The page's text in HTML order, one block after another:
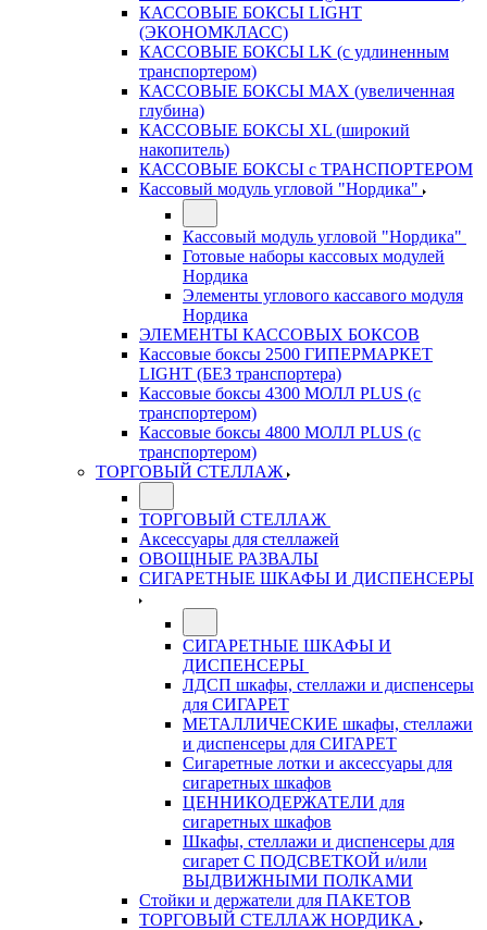
КАССОВЫЕ БОКСЫ LIGHT
(ЭКОНОМКЛАСС)
КАССОВЫЕ БОКСЫ LK (с удлиненным
транспортером)
КАССОВЫЕ БОКСЫ MAX (увеличенная
глубина)
КАССОВЫЕ БОКСЫ XL (широкий
накопитель)
КАССОВЫЕ БОКСЫ с ТРАНСПОРТЕРОМ
Кассовый модуль угловой "Нордика"
Кассовый модуль угловой "Нордика"
Готовые наборы кассовых модулей
Нордика
Элементы углового кассавого модуля
Нордика
ЭЛЕМЕНТЫ КАССОВЫХ БОКСОВ
Кассовые боксы 2500 ГИПЕРМАРКЕТ
LIGHT (БЕЗ транспортера)
Кассовые боксы 4300 МОЛЛ PLUS (с
транспортером)
Кассовые боксы 4800 МОЛЛ PLUS (с
транспортером)
ТОРГОВЫЙ СТЕЛЛАЖ
ТОРГОВЫЙ СТЕЛЛАЖ
Аксессуары для стеллажей
ОВОЩНЫЕ РАЗВАЛЫ
СИГАРЕТНЫЕ ШКАФЫ И ДИСПЕНСЕРЫ
СИГАРЕТНЫЕ ШКАФЫ И
ДИСПЕНСЕРЫ
ЛДСП шкафы, стеллажи и диспенсеры
для СИГАРЕТ
МЕТАЛЛИЧЕСКИЕ шкафы, стеллажи
и диспенсеры для СИГАРЕТ
Сигаретные лотки и аксессуары для
сигаретных шкафов
ЦЕННИКОДЕРЖАТЕЛИ для
сигаретных шкафов
Шкафы, стеллажи и диспенсеры для
сигарет С ПОДСВЕТКОЙ и/или
ВЫДВИЖНЫМИ ПОЛКАМИ
Стойки и держатели для ПАКЕТОВ
ТОРГОВЫЙ СТЕЛЛАЖ НОРДИКА